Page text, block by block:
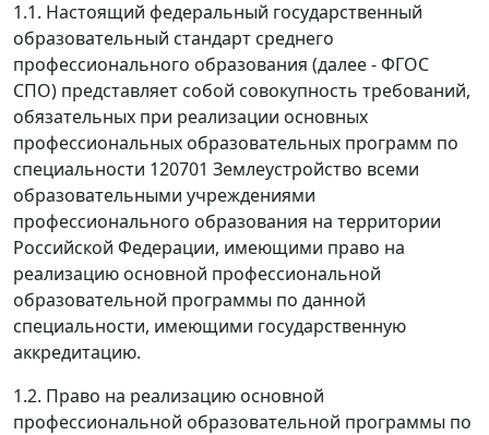
1.1. Настоящий федеральный государственный
образовательный стандарт среднего
профессионального образования (далее - ФГОС
СПО) представляет собой совокупность требований,
обязательных при реализации основных
профессиональных образовательных программ по
специальности 120701 Землеустройство всеми
образовательными учреждениями
профессионального образования на территории
Российской Федерации, имеющими право на
реализацию основной профессиональной
образовательной программы по данной
специальности, имеющими государственную
аккредитацию.
1.2. Право на реализацию основной
профессиональной образовательной программы по